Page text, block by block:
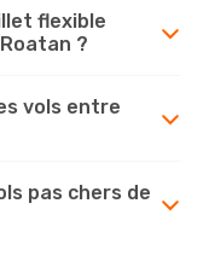
flexible
?
vols entre
pas chers de